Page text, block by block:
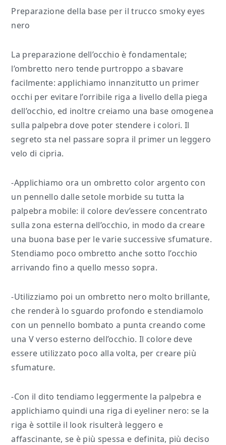
Preparazione della base per il trucco smoky eyes
nero
La preparazione dell’occhio è fondamentale;
l’ombretto nero tende purtroppo a sbavare
facilmente: applichiamo innanzitutto un primer
occhi per evitare l’orribile riga a livello della piega
dell’occhio, ed inoltre creiamo una base omogenea
sulla palpebra dove poter stendere i colori. Il
segreto sta nel passare sopra il primer un leggero
velo di cipria.
-Applichiamo ora un ombretto color argento con
un pennello dalle setole morbide su tutta la
palpebra mobile: il colore dev’essere concentrato
sulla zona esterna dell’occhio, in modo da creare
una buona base per le varie successive sfumature.
Stendiamo poco ombretto anche sotto l’occhio
arrivando fino a quello messo sopra.
-Utilizziamo poi un ombretto nero molto brillante,
che renderà lo sguardo profondo e stendiamolo
con un pennello bombato a punta creando come
una V verso esterno dell’occhio. Il colore deve
essere utilizzato poco alla volta, per creare più
sfumature.
-Con il dito tendiamo leggermente la palpebra e
applichiamo quindi una riga di eyeliner nero: se la
riga è sottile il look risulterà leggero e
affascinante, se è più spessa e definita, più deciso